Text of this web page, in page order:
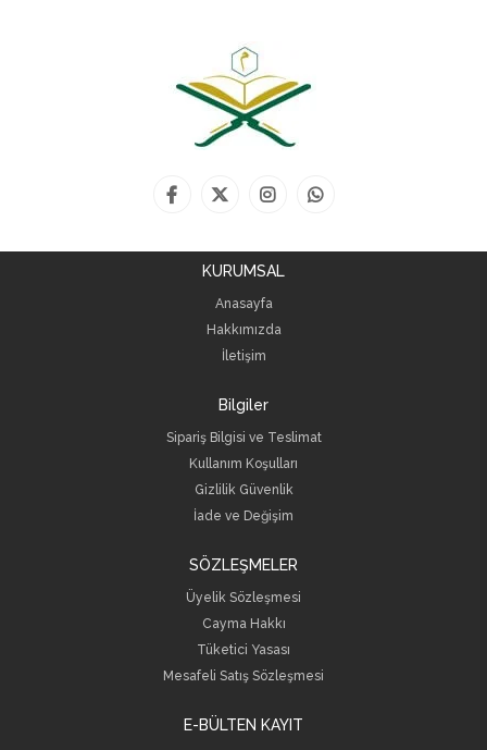
KURUMSAL
Anasayfa
Hakkımızda
İletişim
Bilgiler
Sipariş Bilgisi ve Teslimat
Kullanım Koşulları
Gizlilik Güvenlik
İade ve Değişim
SÖZLEŞMELER
Üyelik Sözleşmesi
Cayma Hakkı
Tüketici Yasası
Mesafeli Satış Sözleşmesi
E-BÜLTEN KAYIT